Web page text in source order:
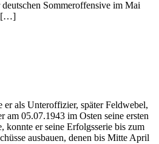
Sommeroffensive im Mai
[…]
er als Unteroffizier, später Feldwebel,
am 05.07.1943 im Osten seine ersten
konnte er seine Erfolgsserie bis zum
ausbauen, denen bis Mitte April